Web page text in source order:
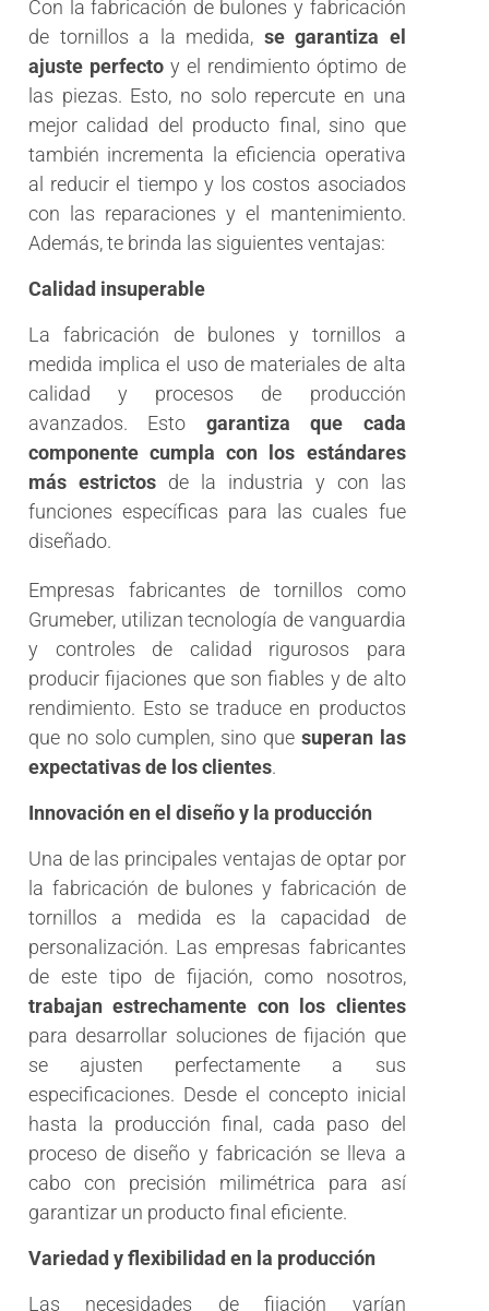
Con la fabricación de bulones y fabricación
de tornillos a la medida, se garantiza el
ajuste perfectoy el rendimiento óptimo de
las piezas. Esto, no solo repercute en una
mejor calidad del producto final, sino que
también incrementa la eficiencia operativa
al reducir el tiempo y los costos asociados
con las reparaciones y el mantenimiento.
Además, te brinda las siguientes ventajas:
Calidad insuperable
La fabricación de bulones y tornillos a
medida implica el uso de materiales de alta
calidad y procesos de producción
avanzados. Esto garantiza que cada
componente cumpla con los estándares
más estrictosde la industria y con las
funciones específicas para las cuales fue
diseñado.
Empresas fabricantes de tornillos como
Grumeber, utilizan tecnología de vanguardia
y controles de calidad rigurosos para
producir fijaciones que son fiables y de alto
rendimiento. Esto se traduce en productos
que no solo cumplen, sino que superan las
expectativas de los clientes.
Innovación en el diseño y la producción
Una de las principales ventajas de optar por
la fabricación de bulones y fabricación de
tornillos a medida es la capacidad de
personalización. Las empresas fabricantes
de este tipo de fijación, como nosotros,
trabajan estrechamente con los clientes
para desarrollar soluciones de fijación que
se ajusten perfectamente a sus
especificaciones. Desde el concepto inicial
hasta la producción final, cada paso del
proceso de diseño y fabricación se lleva a
cabo con precisión milimétrica para así
garantizar un producto final eficiente.
Variedad y flexibilidad en la producción
Las necesidades de fijación varían